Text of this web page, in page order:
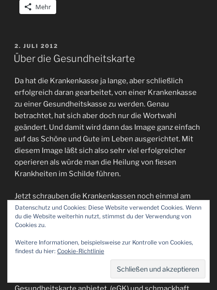
Mehr
VERÖFFENTLICHT
AM
2. JULI 2012
Über die Gesundheitskarte
Da hat die Krankenkasse ja lange, aber schließlich
erfolgreich daran gearbeitet, von einer Krankenkasse
zu einer Gesundheitskasse zu werden. Genau
betrachtet, hat sich aber doch nur die Wortwahl
geändert. Und damit wird dann das Image ganz einfach
auf das Schöne und Gute im Leben ausgerichtet. Mit
diesem Image läßt sich also sehr viel erfolgreicher
operieren als würde man die Heilung von fiesen
Krankheiten im Schilde führen.
Jetzt schrauben die Krankenkassen noch einmal am
Image. Dabei haben sie ihre Kunden im Visier und
trauen ihnen mittlerweile zu, dass sie ihrer tollen
Kasse und Kunde.
Seit geraumer Zeit sendet mir meine Krankenkasse
nun schon Briefe, in denen sie eine ganz besondere
Datenschutz und Cookies: Diese Website verwendet Cookies. Wenn
du die Website weiterhin nutzt, stimmst du der Verwendung von
Cookies zu.
Weitere Informationen, beispielsweise zur Kontrolle von Cookies,
findest du hier: Cookie-Richtlinie